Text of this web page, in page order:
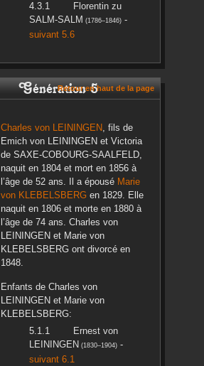
Florentinzu
SALM-SALM (1786–1846)-
suivant 5.6
Génération 5Retour en haut de la page
Charles von LEININGEN, fils de
Emichvon LEININGEN et Victoria
de SAXE-COBOURG-SAALFELD,
naquit en 1804et mort en 1856à
l’âge de 52 ans. Il a épousé Marie
von KLEBELSBERGen 1829. Elle
naquit en 1806et morte en 1880à
l’âge de 74 ans. Charles von
LEININGEN et Marievon
KLEBELSBERGont divorcé en
1848.
Enfants de Charles von
LEININGEN et Marievon
KLEBELSBERG:
Ernestvon
LEININGEN (1830–1904)-
suivant 6.1